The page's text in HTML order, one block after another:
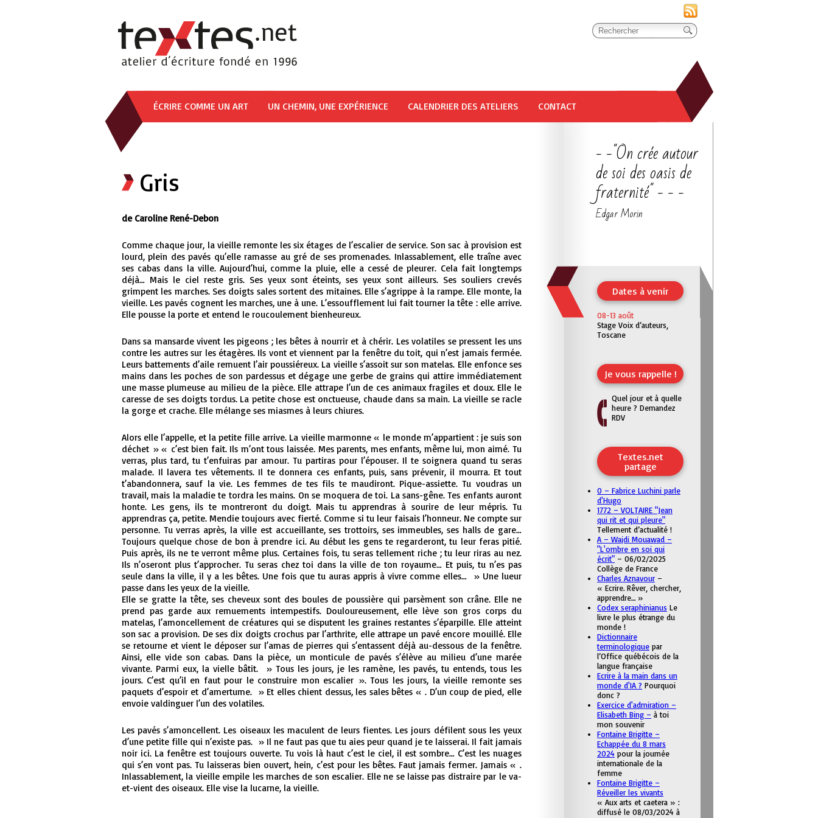
ÉCRIRE COMME UN ART UN CHEMIN, UNE EXPÉRIENCE CALENDRIER DES ATELIERS CONTACT
Gris
de Caroline René-Debon
Comme chaque jour, la vieille remonte les six étages de l’escalier de service. Son sac à provision est
lourd, plein des pavés qu’elle ramasse au gré de ses promenades. Inlassablement, elle traîne avec
ses cabas dans la ville. Aujourd’hui, comme la pluie, elle a cessé de pleurer. Cela fait longtemps
déjà… Mais le ciel reste gris. Ses yeux sont éteints, ses yeux sont ailleurs. Ses souliers crevés
grimpent les marches. Ses doigts sales sortent des mitaines. Elle s’agrippe à la rampe. Elle monte, la
vieille. Les pavés cognent les marches, une à une. L’essoufflement lui fait tourner la tête : elle arrive.
Elle pousse la porte et entend le roucoulement bienheureux.
Dans sa mansarde vivent les pigeons ; les bêtes à nourrir et à chérir. Les volatiles se pressent les uns
contre les autres sur les étagères. Ils vont et viennent par la fenêtre du toit, qui n’est jamais fermée.
Leurs battements d’aile remuent l’air poussiéreux. La vieille s’assoit sur son matelas. Elle enfonce ses
mains dans les poches de son pardessus et dégage une gerbe de grains qui attire immédiatement
une masse plumeuse au milieu de la pièce. Elle attrape l’un de ces animaux fragiles et doux. Elle le
caresse de ses doigts tordus. La petite chose est onctueuse, chaude dans sa main. La vieille se racle
la gorge et crache. Elle mélange ses miasmes à leurs chiures.
Alors elle l’appelle, et la petite fille arrive. La vieille marmonne « le monde m’appartient : je suis son
déchet » « c’est bien fait. Ils m’ont tous laissée. Mes parents, mes enfants, même lui, mon aimé. Tu
verras, plus tard, tu t’enfuiras par amour. Tu partiras pour l’épouser. Il te soignera quand tu seras
malade. Il lavera tes vêtements. Il te donnera ces enfants, puis, sans prévenir, il mourra. Et tout
t’abandonnera, sauf la vie. Les femmes de tes fils te maudiront. Pique-assiette. Tu voudras un
travail, mais la maladie te tordra les mains. On se moquera de toi. La sans-gêne. Tes enfants auront
honte. Les gens, ils te montreront du doigt. Mais tu apprendras à sourire de leur mépris. Tu
apprendras ça, petite. Mendie toujours avec fierté. Comme si tu leur faisais l’honneur. Ne compte sur
personne. Tu verras après, la ville est accueillante, ses trottoirs, ses immeubles, ses halls de gare…
Toujours quelque chose de bon à prendre ici. Au début les gens te regarderont, tu leur feras pitié.
Puis après, ils ne te verront même plus. Certaines fois, tu seras tellement riche ; tu leur riras au nez.
Ils n’oseront plus t’approcher. Tu seras chez toi dans la ville de ton royaume… Et puis, tu n’es pas
seule dans la ville, il y a les bêtes. Une fois que tu auras appris à vivre comme elles… » Une lueur
passe dans les yeux de la vieille.
Elle se gratte la tête, ses cheveux sont des boules de poussière qui parsèment son crâne. Elle ne
prend pas garde aux remuements intempestifs. Douloureusement, elle lève son gros corps du
matelas, l’amoncellement de créatures qui se disputent les graines restantes s’éparpille. Elle atteint
son sac a provision. De ses dix doigts crochus par l’arthrite, elle attrape un pavé encore mouillé. Elle
se retourne et vient le déposer sur l’amas de pierres qui s’entassent déjà au-dessous de la fenêtre.
Ainsi, elle vide son cabas. Dans la pièce, un monticule de pavés s’élève au milieu d’une marée
vivante. Parmi eux, la vielle bâtit. » Tous les jours, je les ramène, les pavés, tu entends, tous les
jours. C’est qu’il en faut pour le construire mon escalier ». Tous les jours, la vieille remonte ses
paquets d’espoir et d’amertume. » Et elles chient dessus, les sales bêtes « . D’un coup de pied, elle
envoie valdinguer l’un des volatiles.
Les pavés s’amoncellent. Les oiseaux les maculent de leurs fientes. Les jours défilent sous les yeux
d’une petite fille qui n’existe pas. » Il ne faut pas que tu aies peur quand je te laisserai. Il fait jamais
noir ici. La fenêtre est toujours ouverte. Tu vois là haut c’est le ciel, il est sombre… C’est les nuages
qui s’en vont pas. Tu laisseras bien ouvert, hein, c’est pour les bêtes. Faut jamais fermer. Jamais « .
Inlassablement, la vieille empile les marches de son escalier. Elle ne se laisse pas distraire par le va-
et-vient des oiseaux. Elle vise la lucarne, la vieille.
- -"On crée autour
de soi des oasis de
fraternité" - - -
Edgar Morin
Dates à venir
08-13 août
Stage Voix d’auteurs,
Toscane
Je vous rappelle !
Quel jour et à quelle
heure ? Demandez
RDV
Textes.net
partage
0 – Fabrice Luchini parle
d'Hugo
1772 – VOLTAIRE "Jean
qui rit et qui pleure"
Tellement d’actualité !
A – Wajdi Mouawad –
"L'ombre en soi qui
écrit" – 06/02/2025
Collège de France
Charles Aznavour –
« Ecrire. Rêver, chercher,
apprendre… »
Codex seraphinianus Le
livre le plus étrange du
monde !
Dictionnaire
terminologique par
l’Office québécois de la
langue française
Ecrire à la main dans un
monde d'IA ? Pourquoi
donc ?
Exercice d'admiration –
Elisabeth Bing – à toi
mon souvenir
Fontaine Brigitte –
Echappée du 8 mars
2024 pour la journée
internationale de la
femme
Fontaine Brigitte –
Réveiller les vivants
« Aux arts et caetera » :
diffusé le 08/03/2024 à